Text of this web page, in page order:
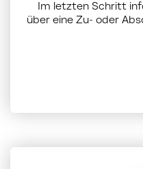
Im letzten Schritt
über eine Zu- oder